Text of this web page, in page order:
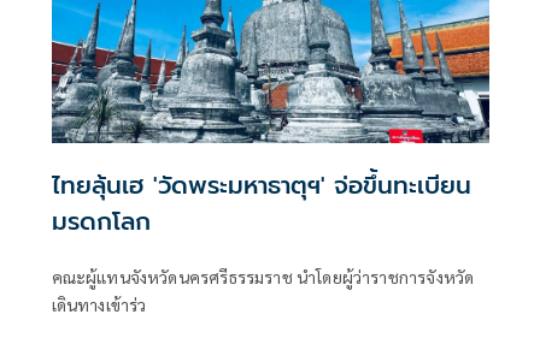
ไทยลุ้นเฮ 'วัดพระมหาธาตุฯ' จ่อขึ้นทะเบียน
มรดกโลก
คณะผู้แทนจังหวัดนครศรีธรรมราช นำโดยผู้ว่าราชการจังหวัด
เดินทางเข้าร่ว